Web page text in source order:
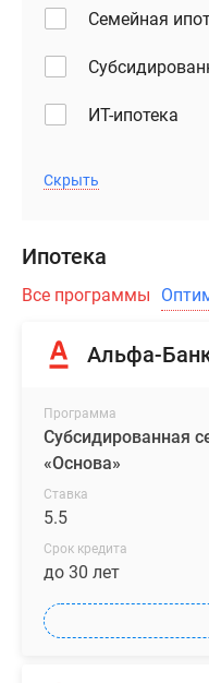
Семейная
ИТ-ипотека
Скрыть
Ипотека
Все программы
Альфа-
Программа
Субсидированная
«Основа»
Ставка
5.5
Срок кредита
до 30 лет